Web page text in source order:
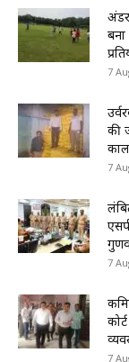
7
की
7
7
7